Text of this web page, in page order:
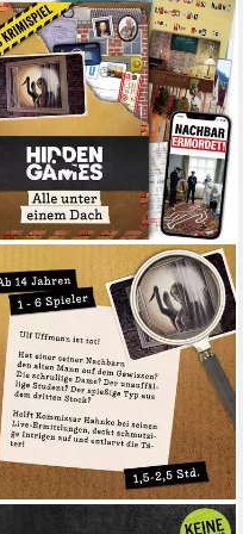
HIDDEN GAMES TATORT